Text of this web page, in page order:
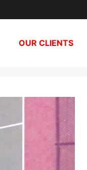
OUR CLIENTS